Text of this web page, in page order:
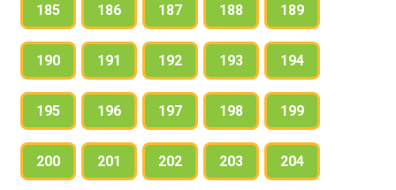
185 186 187 188 189
190 191 192 193 194
195 196 197 198 199
200 201 202 203 204